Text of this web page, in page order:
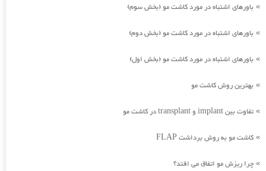
» باورهای اشتباه در مورد کاشت مو (بخش سوم)
» باورهای اشتباه در مورد کاشت مو (بخش دوم)
» باورهای اشتباه در مورد کاشت مو (بخش اول)
» بهترین روش کاشت مو
» تفاوت بین implant و transplant در کاشت مو
» کاشت مو به روش برداشت FLAP
» چرا ریزش مو اتفاق می افتد؟